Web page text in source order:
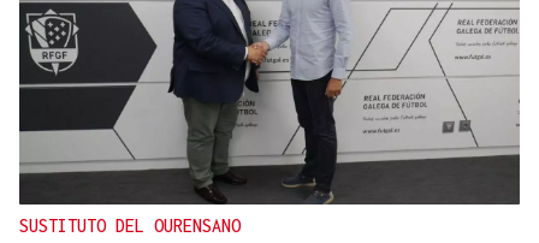
SUSTITUTO DEL OURENSANO